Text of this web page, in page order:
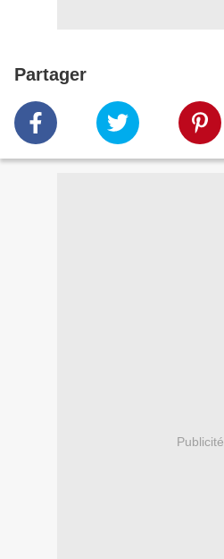
Partager
Publicité